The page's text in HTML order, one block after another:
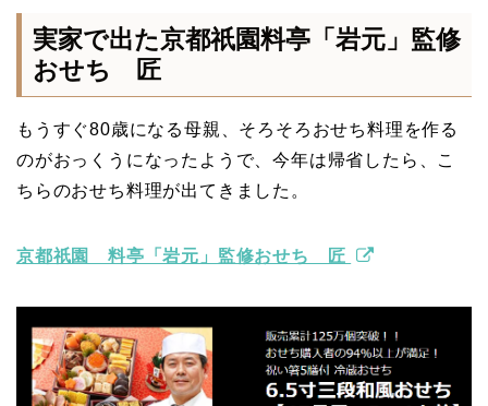
実家で出た京都祇園料亭「岩元」監修
おせち 匠
もうすぐ80歳になる母親、そろそろおせち料理を作る
のがおっくうになったようで、今年は帰省したら、こ
ちらのおせち料理が出てきました。
京都祇園 料亭「岩元」監修おせち 匠